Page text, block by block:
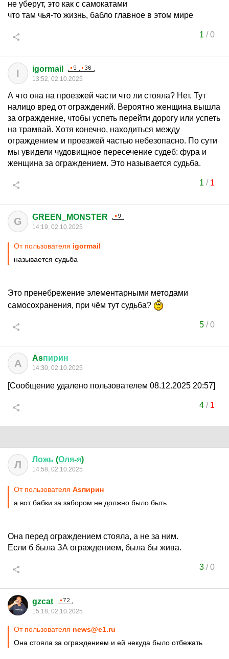
не уберут, это как с самокатами
что там чья-то жизнь, бабло главное в этом мире
1 /0
I igormail
13:52, 02.10.2025
А что она на проезжей части что ли стояла? Нет. Тут
налицо вред от ограждений. Вероятно женщина вышла
за ограждение, чтобы успеть перейти дорогу или успеть
на трамвай. Хотя конечно, находиться между
ограждением и проезжей частью небезопасно. По сути
мы увидели чудовищное пересечение судеб: фура и
женщина за ограждением. Это называется судьба.
1 / 1
G GREEN_MONSTER
14:19, 02.10.2025
От пользователя igormail
называется судьба
Это пренебрежение элементарными методами
самосохранения, при чём тут судьба?
5/0
A Asпирин
14:30, 02.10.2025
[Сообщение удалено пользователем 08.12.2025 20:57]
4/ 1
Л Ложь (Оля-я)
14:58, 02.10.2025
От пользователя Asпирин
а вот бабки за забором не должно было быть...
Она перед ограждением стояла, а не за ним.
Если б была ЗА ограждением, была бы жива.
3/0
gzcat
15:18, 02.10.2025
От пользователя news@e1.ru
Она стояла за ограждением и ей некуда было отбежать